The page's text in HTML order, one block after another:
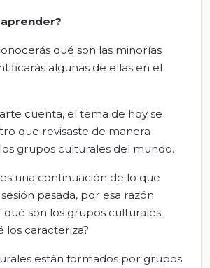
qué son las minorías
algunas de ellas en el
cuenta, el tema de hoy se
que revisaste de manera
grupos culturales del mundo.
una continuación de lo que
pasada, por esa razón
son los grupos culturales.
los caracteriza?
están formados por grupos